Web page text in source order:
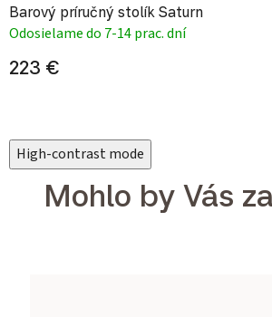
Barový príručný stolík Saturn
Odosielame do 7-14 prac. dní
223 €
High-contrast mode
Mohlo by Vás